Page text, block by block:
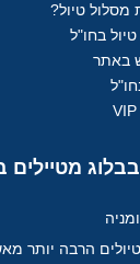
טיול?
בחו"ל
באתר
מטיילים
הרבה יותר